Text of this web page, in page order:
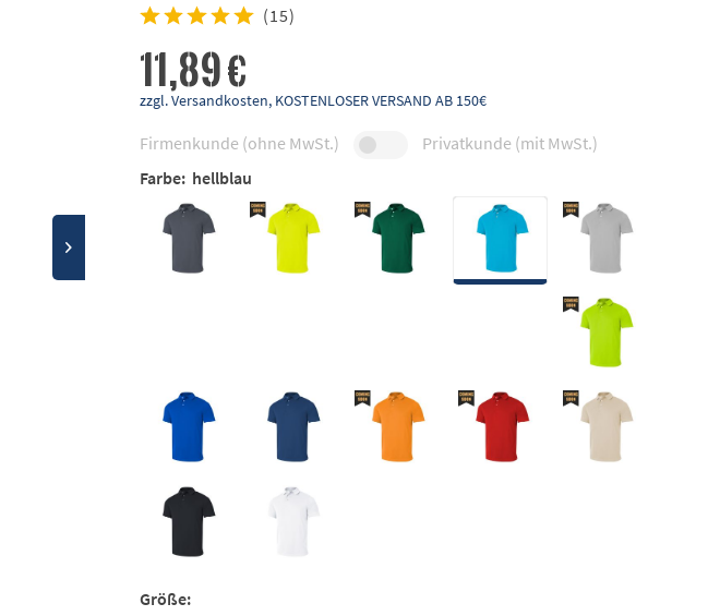
(15)
11,89 €
zzgl. Versandkosten, KOSTENLOSER VERSAND AB 150€
Firmenkunde (ohne MwSt.)
Privatkunde (mit MwSt.)
Farbe: hellblau
Größe: